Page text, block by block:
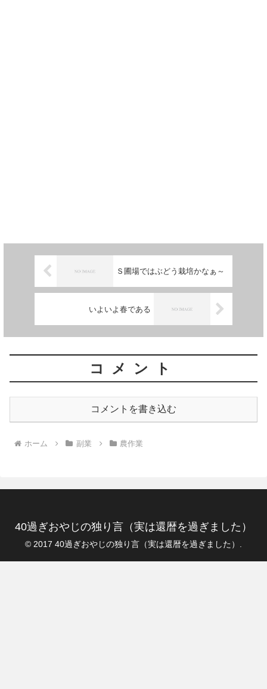
Ｓ圃場ではぶどう栽培かなぁ～
いよいよ春である
コメント
コメントを書き込む
ホーム 副業 農作業
40過ぎおやじの独り言（実は還暦を過ぎました）
© 2017 40過ぎおやじの独り言（実は還暦を過ぎました）.